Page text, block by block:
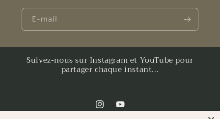
E-mail
Suivez-nous sur Instagram et YouTube pour
partager chaque instant...
InstagramYouTube